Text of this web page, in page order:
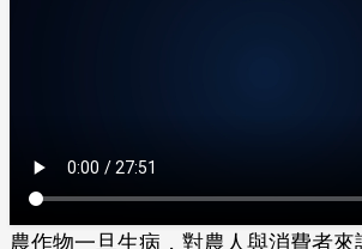
農作物一旦生病，對農人與消費者